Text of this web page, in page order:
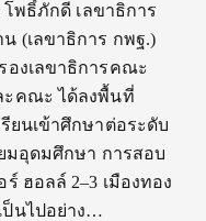
พธิ์ภักดี เลขาธิการ
(เลขาธิการ กพฐ.)
งเลขาธิการคณะ
ะคณะ ได้ลงพื้นที่
ยนเข้าศึกษาต่อระดับ
มอุดมศึกษา การสอบ
ฮอลล์ 2–3 เมืองทอง
ป็นไปอย่าง…